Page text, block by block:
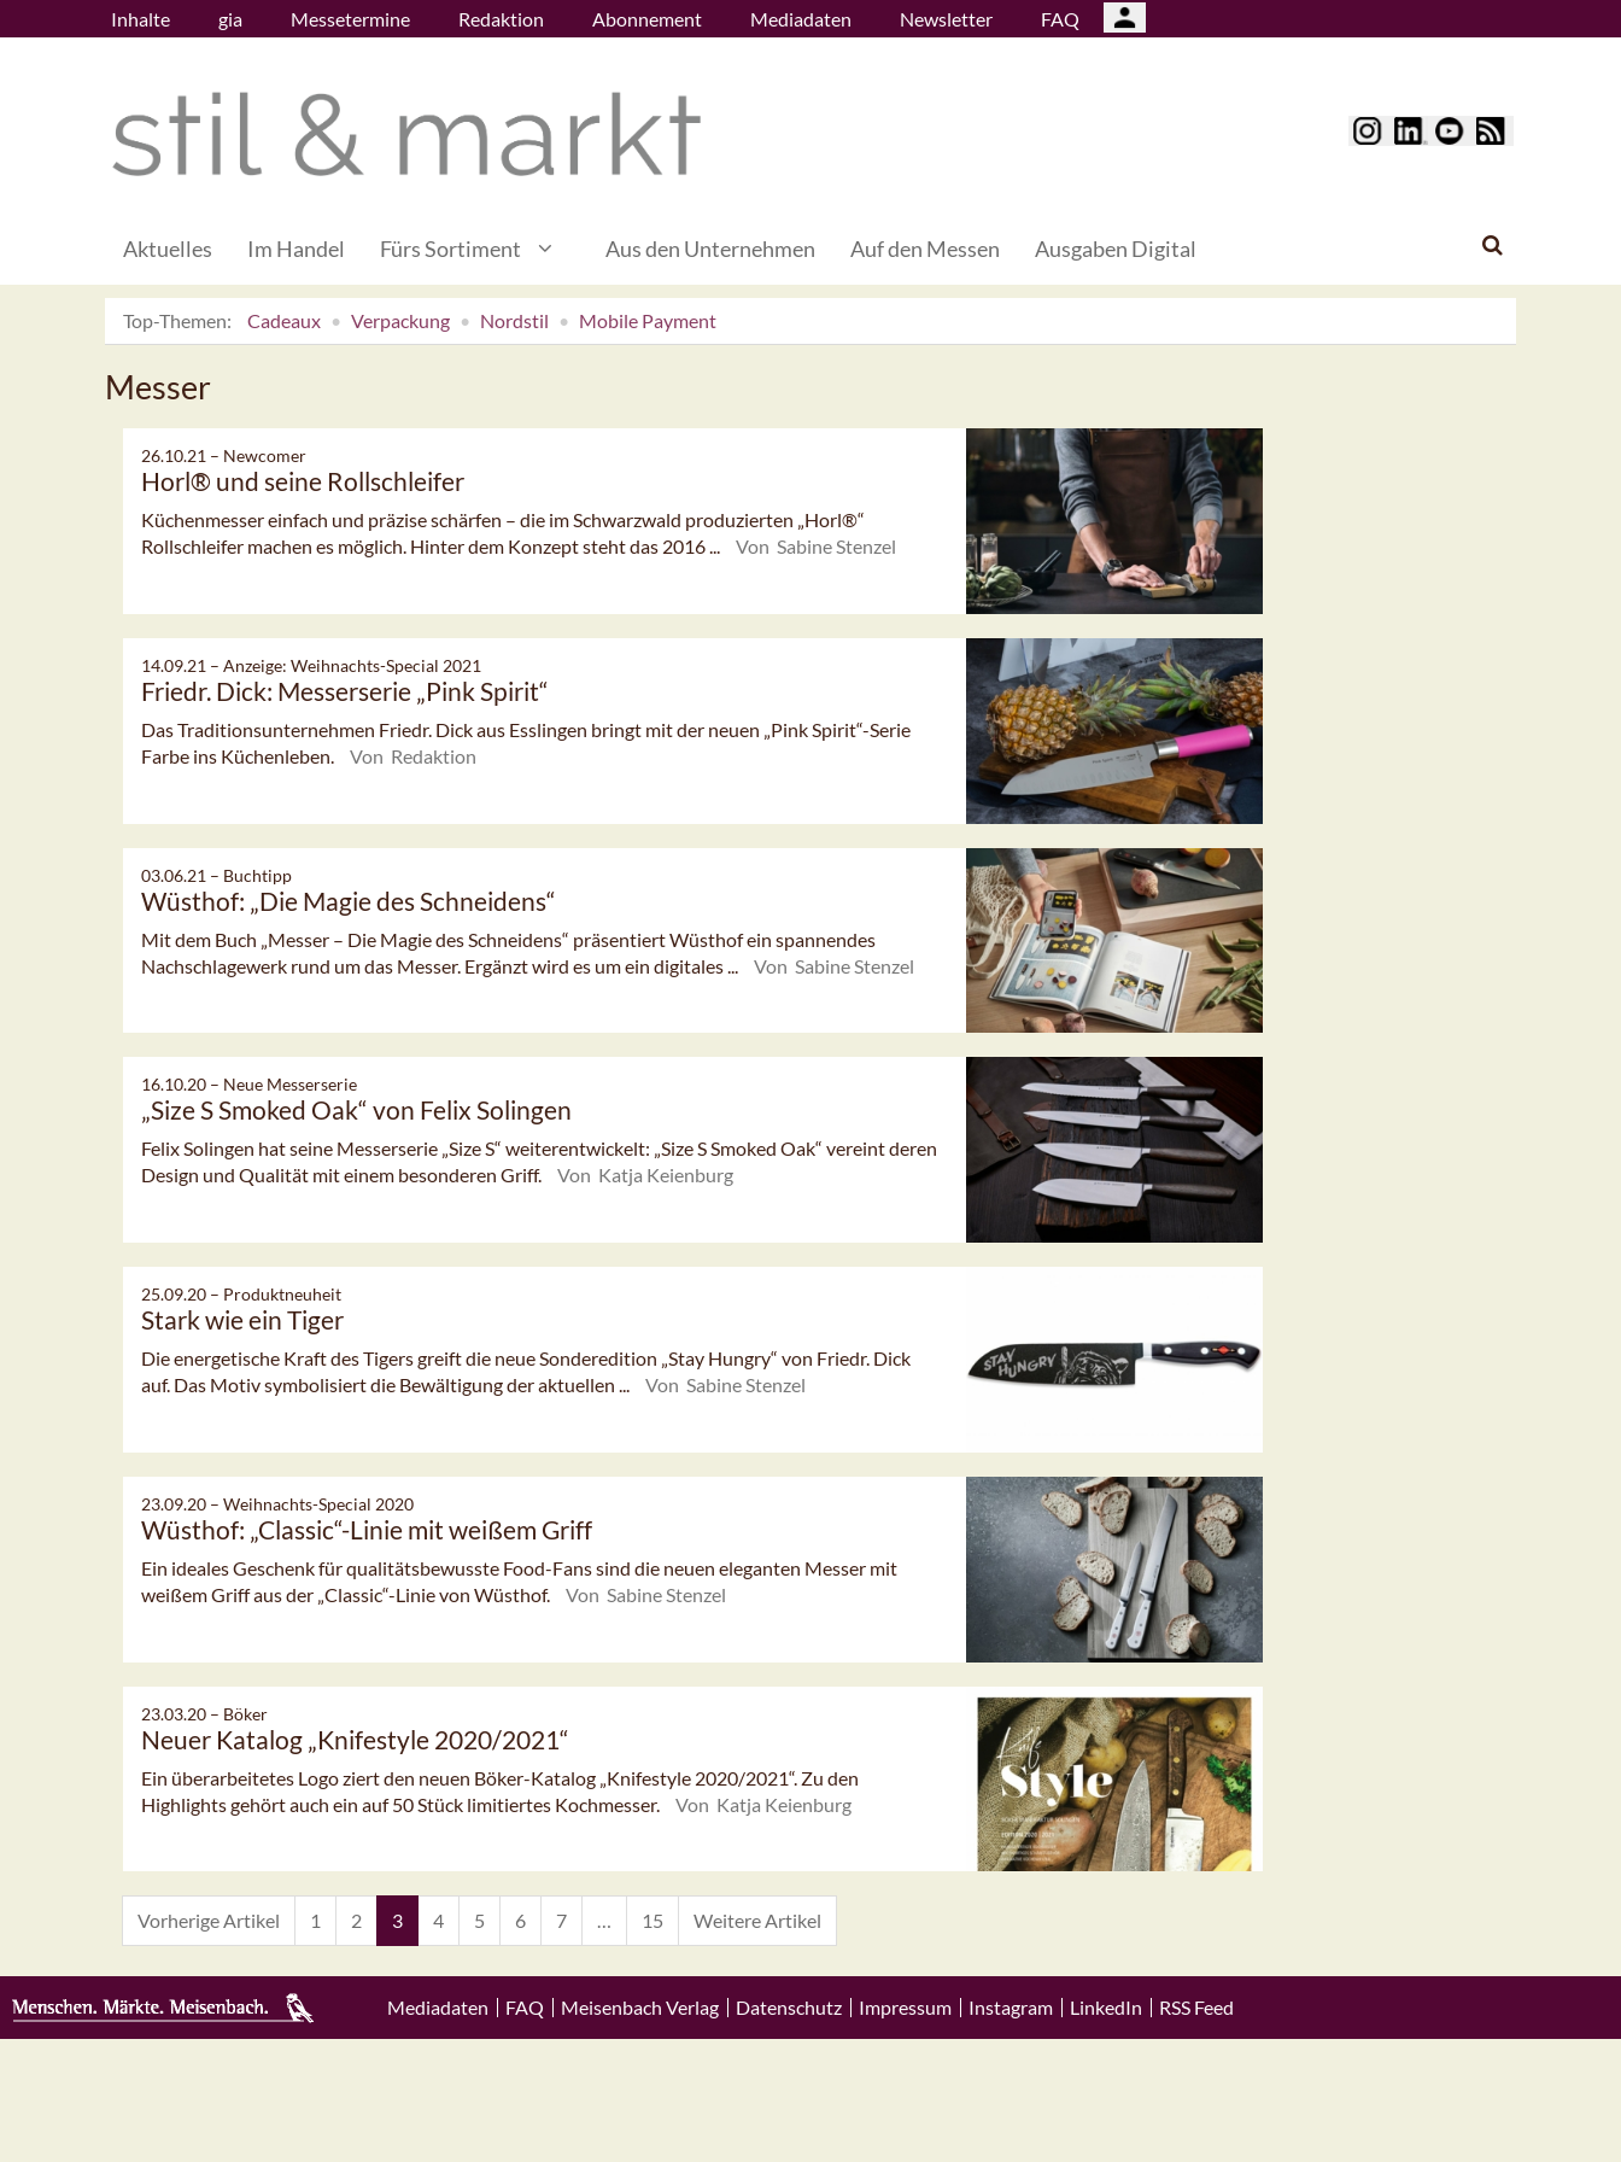
Inhalte gia Messetermine Redaktion Abonnement Mediadaten Newsletter FAQ
Aktuelles Im Handel Fürs Sortiment Aus den Unternehmen Auf den Messen Ausgaben Digital
Top-Themen: Cadeaux Verpackung Nordstil Mobile Payment
Messer
26.10.21 – Newcomer
Horl® und seine Rollschleifer
Küchenmesser einfach und präzise schärfen – die im Schwarzwald produzierten „Horl®“
Rollschleifer machen es möglich. Hinter dem Konzept steht das 2016 ...
Von Sabine Stenzel
14.09.21 – Anzeige: Weihnachts-Special 2021
Friedr. Dick: Messerserie „Pink Spirit“
Das Traditionsunternehmen Friedr. Dick aus Esslingen bringt mit der neuen „Pink Spirit“-Serie
Farbe ins Küchenleben.
Von Redaktion
03.06.21 – Buchtipp
Wüsthof: „Die Magie des Schneidens“
Mit dem Buch „Messer – Die Magie des Schneidens“ präsentiert Wüsthof ein spannendes
Nachschlagewerk rund um das Messer. Ergänzt wird es um ein digitales ...
Von Sabine Stenzel
16.10.20 – Neue Messerserie
„Size S Smoked Oak“ von Felix Solingen
Felix Solingen hat seine Messerserie „Size S“ weiterentwickelt: „Size S Smoked Oak“ vereint deren
Design und Qualität mit einem besonderen Griff.
Von Katja Keienburg
25.09.20 – Produktneuheit
Stark wie ein Tiger
Die energetische Kraft des Tigers greift die neue Sonderedition „Stay Hungry“ von Friedr. Dick
auf. Das Motiv symbolisiert die Bewältigung der aktuellen ...
Von Sabine Stenzel
23.09.20 – Weihnachts-Special 2020
Wüsthof: „Classic“-Linie mit weißem Griff
Ein ideales Geschenk für qualitätsbewusste Food-Fans sind die neuen eleganten Messer mit
weißem Griff aus der „Classic“-Linie von Wüsthof.
Von Sabine Stenzel
23.03.20 – Böker
Neuer Katalog „Knifestyle 2020/2021“
Ein überarbeitetes Logo ziert den neuen Böker-Katalog „Knifestyle 2020/2021“. Zu den
Highlights gehört auch ein auf 50 Stück limitiertes Kochmesser.
Von Katja Keienburg
Vorherige Artikel 1 2 3 4 5 6 7 … 15 Weitere Artikel
Mediadaten FAQ Meisenbach Verlag Datenschutz Impressum Instagram LinkedIn RSS Feed